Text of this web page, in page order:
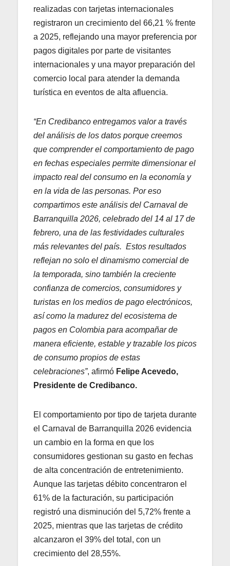
realizadas con tarjetas internacionales
registraron un crecimiento del 66,21 % frente
a 2025, reflejando una mayor preferencia por
pagos digitales por parte de visitantes
internacionales y una mayor preparación del
comercio local para atender la demanda
turística en eventos de alta afluencia.
“En Credibanco entregamos valor a través
del análisis de los datos porque creemos
que comprender el comportamiento de pago
en fechas especiales permite dimensionar el
impacto real del consumo en la economía y
en la vida de las personas. Por eso
compartimos este análisis del Carnaval de
Barranquilla 2026, celebrado del 14 al 17 de
febrero, una de las festividades culturales
más relevantes del país. Estos resultados
reflejan no solo el dinamismo comercial de
la temporada, sino también la creciente
confianza de comercios, consumidores y
turistas en los medios de pago electrónicos,
así como la madurez del ecosistema de
pagos en Colombia para acompañar de
manera eficiente, estable y trazable los picos
de consumo propios de estas
celebraciones”, afirmó Felipe Acevedo,
Presidente de Credibanco.
El comportamiento por tipo de tarjeta durante
el Carnaval de Barranquilla 2026 evidencia
un cambio en la forma en que los
consumidores gestionan su gasto en fechas
de alta concentración de entretenimiento.
Aunque las tarjetas débito concentraron el
61% de la facturación, su participación
registró una disminución del 5,72% frente a
2025, mientras que las tarjetas de crédito
alcanzaron el 39% del total, con un
crecimiento del 28,55%.